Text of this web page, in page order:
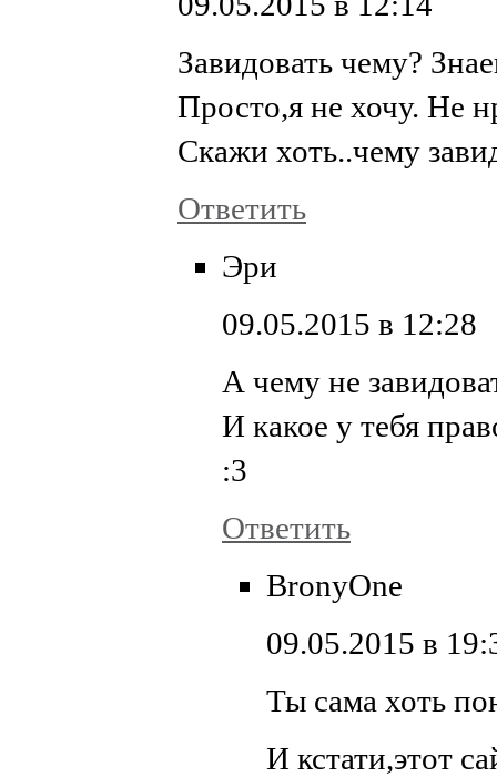
Завидовать чему?
Просто,я не хочу. Не
Скажи хоть..чему
Ответить
Эри
09.05.2015 в 12:28
А чему не
И какое у тебя
:3
Ответить
BronyOne
09.05.2015 в
Ты сама хоть
И кстати,этот